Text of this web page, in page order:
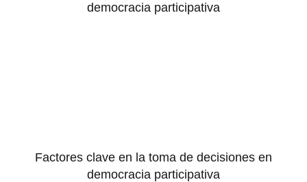
democracia participativa
Factores clave en la toma de decisiones en
democracia participativa